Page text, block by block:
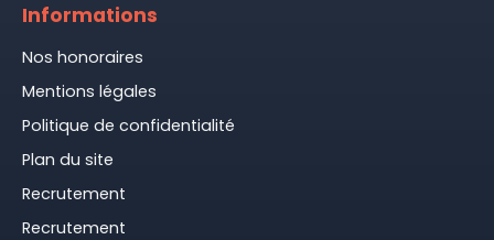
Informations
Nos honoraires
Mentions légales
Politique de confidentialité
Plan du site
Recrutement
Recrutement